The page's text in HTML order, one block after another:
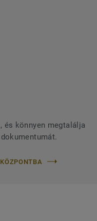
és könnyen megtalálja